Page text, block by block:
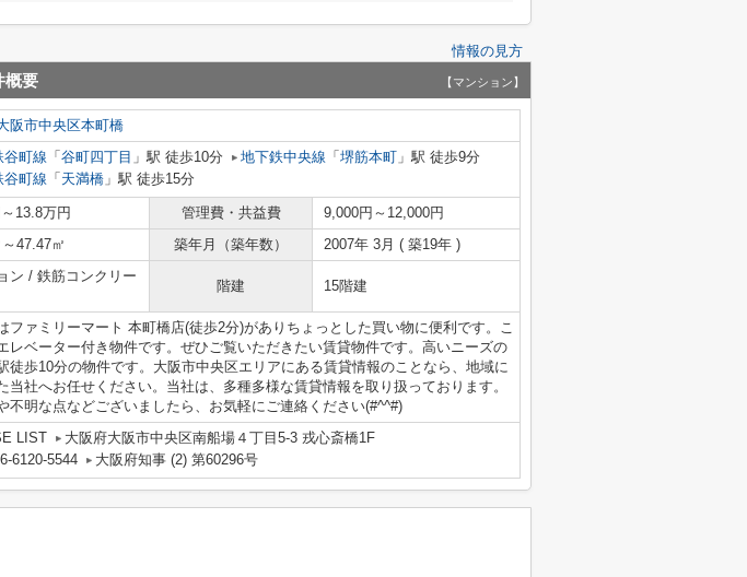
情報の見方
概要 【マンション】
阪市中央区本町橋
谷町線 「 谷町四丁目 」駅 徒歩10分 地下鉄中央線 「 堺筋本町 」駅 徒歩9分
谷町線 「 天満橋 」駅 徒歩15分
13.8万円 管理費・共益費
9,000円～12,000円
47.47㎡ 築年月（築年数） 2007年 3月 ( 築19年 )
ン / 鉄筋コンクリー
階建 15階建
ファミリーマート 本町橋店(徒歩2分)がありちょっとした買い物に便利です。こ
レベーター付き物件です。ぜひご覧いただきたい賃貸物件です。高いニーズの
徒歩10分の物件です。大阪市中央区エリアにある賃貸情報のことなら、地域に
当社へお任せください。当社は、多種多様な賃貸情報を取り扱っております。
不明な点などございましたら、お気軽にご連絡ください(#^^#)
LIST
大阪府大阪市中央区南船場４丁目5-3 戎心斎橋1F
6120-5544
大阪府知事 (2) 第60296号